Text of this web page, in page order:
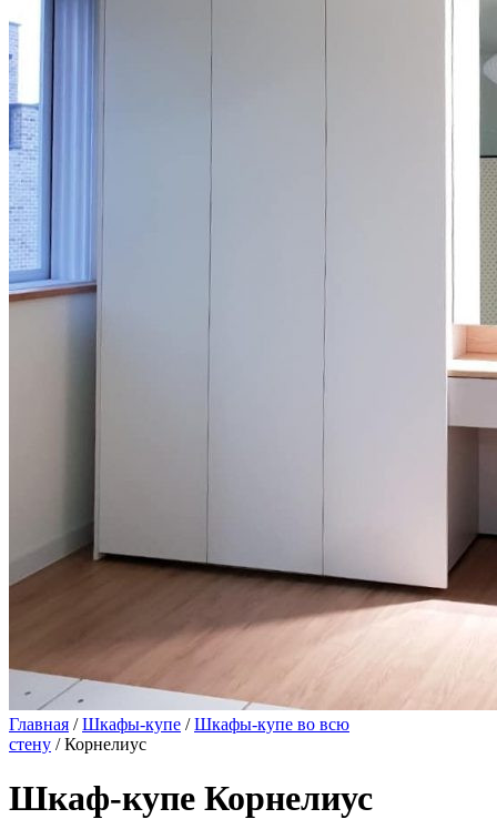
Главная /Шкафы-купе /Шкафы-купе во всю
стену / Корнелиус
Шкаф-купе Корнелиус